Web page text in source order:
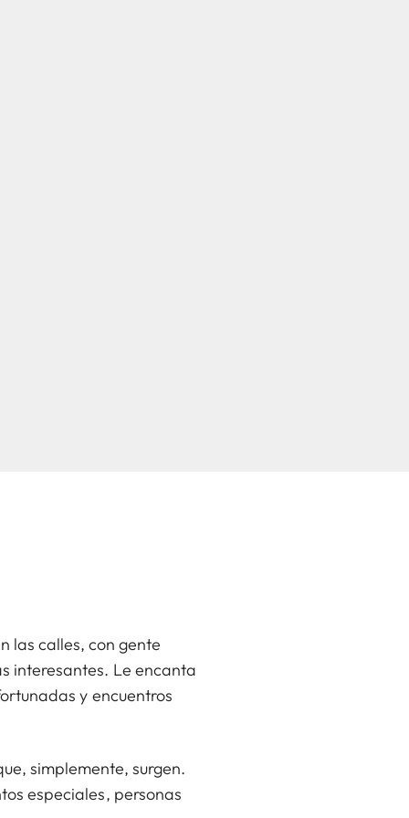
las calles, con gente
interesantes. Le encanta
y encuentros
simplemente, surgen.
especiales, personas